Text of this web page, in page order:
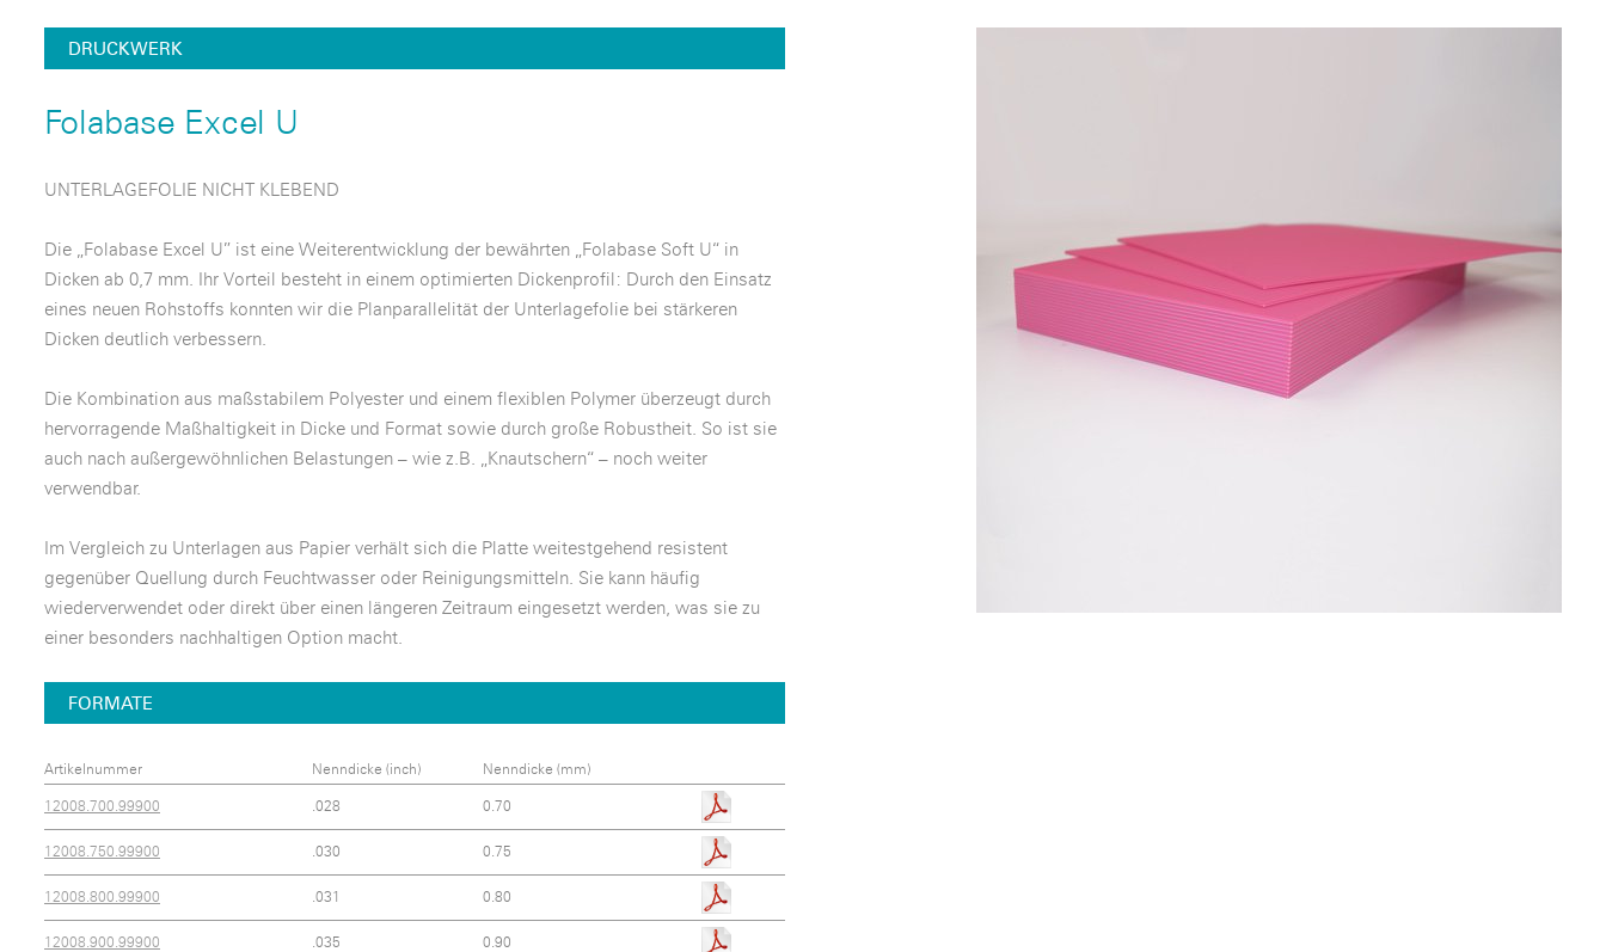
DRUCKWERK
Folabase Excel U
UNTERLAGEFOLIE NICHT KLEBEND
Die „Folabase Excel U” ist eine Weiterentwicklung der bewährten „Folabase Soft U“ in
Dicken ab 0,7 mm. Ihr Vorteil besteht in einem optimierten Dickenprofil: Durch den Einsatz
eines neuen Rohstoffs konnten wir die Planparallelität der Unterlagefolie bei stärkeren
Dicken deutlich verbessern.
Die Kombination aus maßstabilem Polyester und einem flexiblen Polymer überzeugt durch
hervorragende Maßhaltigkeit in Dicke und Format sowie durch große Robustheit. So ist sie
auch nach außergewöhnlichen Belastungen – wie z.B. „Knautschern“ – noch weiter
verwendbar.
Im Vergleich zu Unterlagen aus Papier verhält sich die Platte weitestgehend resistent
gegenüber Quellung durch Feuchtwasser oder Reinigungsmitteln. Sie kann häufig
wiederverwendet oder direkt über einen längeren Zeitraum eingesetzt werden, was sie zu
einer besonders nachhaltigen Option macht.
FORMATE
Artikelnummer Nenndicke (inch) Nenndicke (mm)
12008.700.99900 .028 0.70
12008.750.99900 .030 0.75
12008.800.99900 .031 0.80
12008.900.99900 .035 0.90